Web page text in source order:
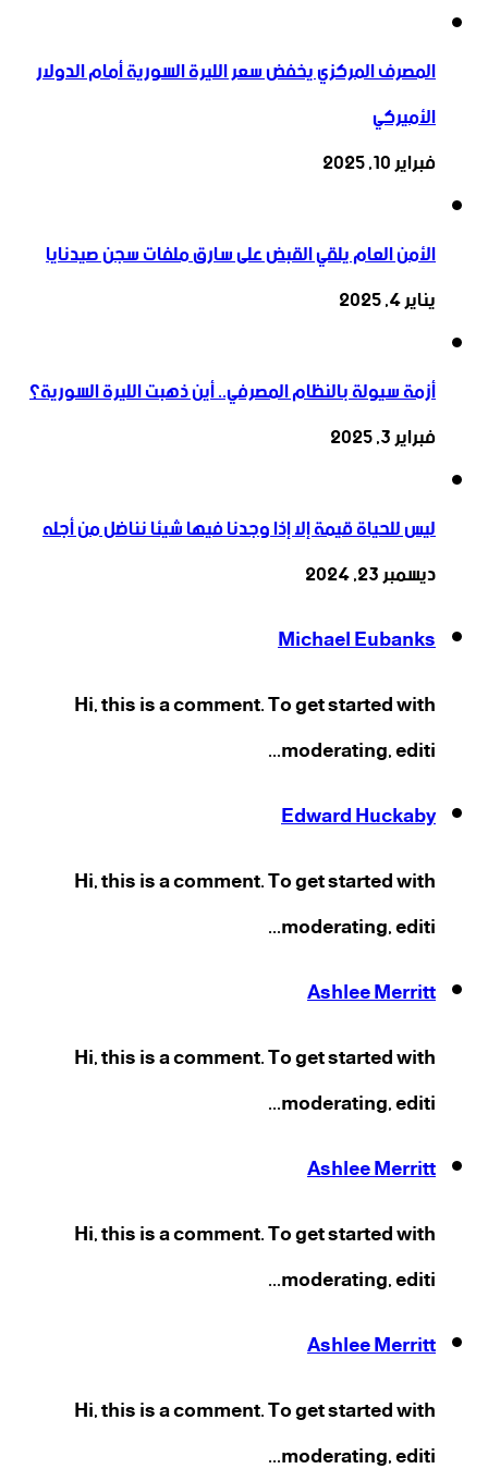
المصرف المركزي يخفض سعر الليرة السورية أمام الدولار
الأميركي
فبراير 10, 2025
الأمن العام يلقي القبض على سارق ملفات سجن صيدنايا
يناير 4, 2025
أزمة سيولة بالنظام المصرفي.. أين ذهبت الليرة السورية؟
فبراير 3, 2025
ليس للحياة قيمة إلا إذا وجدنا فيها شيئا نناضل من أجله
ديسمبر 23, 2024
Michael Eubanks
Hi, this is a comment. To get started with
moderating, editi...
Edward Huckaby
Hi, this is a comment. To get started with
moderating, editi...
Ashlee Merritt
Hi, this is a comment. To get started with
moderating, editi...
Ashlee Merritt
Hi, this is a comment. To get started with
moderating, editi...
Ashlee Merritt
Hi, this is a comment. To get started with
moderating, editi...